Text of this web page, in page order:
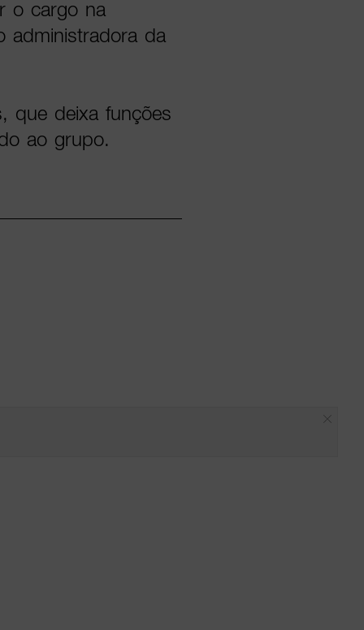
o cargo na
administradora da
que deixa funções
ao grupo.